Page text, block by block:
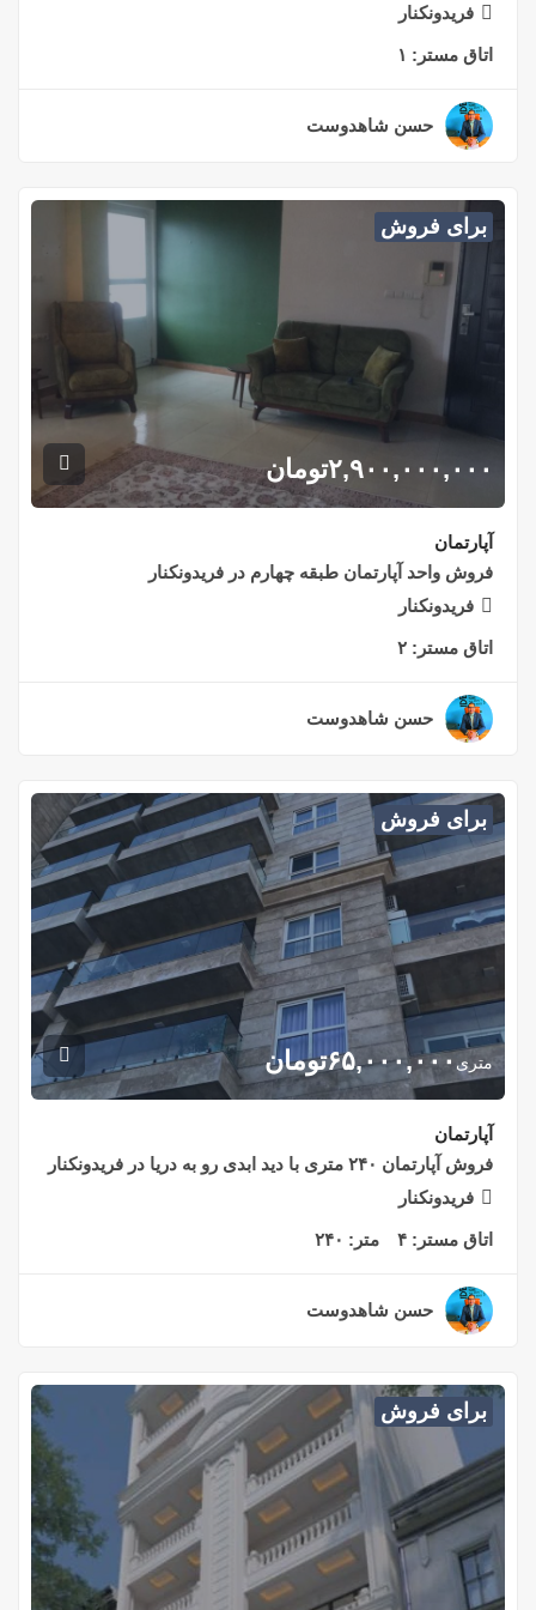
فریدونکنار
اتاق مستر: ۱
حسن شاهدوست
برای فروش
۲,۹۰۰,۰۰۰,۰۰۰تومان
آپارتمان
فروش واحد آپارتمان طبقه چهارم در فریدونکنار
فریدونکنار
اتاق مستر: ۲
حسن شاهدوست
برای فروش
متری۶۵,۰۰۰,۰۰۰تومان
آپارتمان
فروش آپارتمان ۲۴۰ متری با دید ابدی رو به دریا در فریدونکنار
فریدونکنار
اتاق مستر: ۴ متر: ۲۴۰
حسن شاهدوست
برای فروش